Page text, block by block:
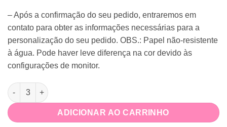
– Após a confirmação do seu pedido, entraremos em
contato para obter as informações necessárias para a
personalização do seu pedido. OBS.: Papel não-resistente
à água. Pode haver leve diferença na cor devido às
configurações de monitor.
Letras 2d Safari quantidade
ADICIONAR AO CARRINHO